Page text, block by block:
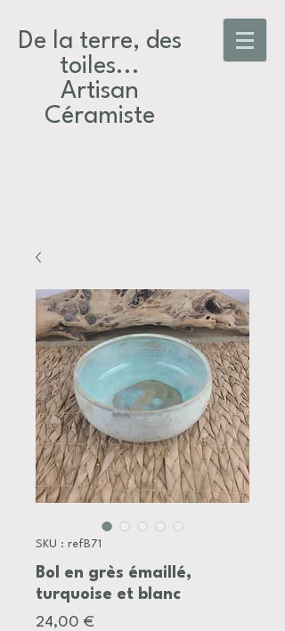
De la terre, des
toiles...​
Artisan
Céramiste
SKU : refB71
Bol en grès émaillé,
turquoise et blanc
24,00 €Prix